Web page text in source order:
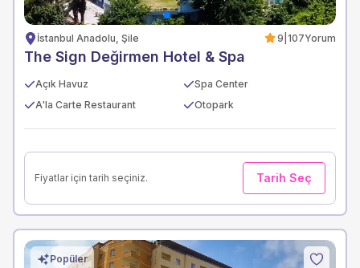
İstanbul Anadolu, Şile 9 107Yorum
The Sign Değirmen Hotel & Spa
Açık Havuz
Spa Center
A'la Carte Restaurant
Otopark
Fiyatlar için tarih seçiniz. Tarih Seç
Popüler